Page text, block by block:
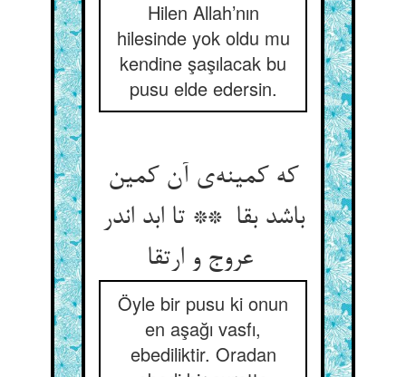
Hilen Allah’nın
hilesinde yok oldu mu
kendine şaşılacak bu
pusu elde edersin.
که کمینه‌ی آن کمین
باشد بقا ** تا ابد اندر
عروج و ارتقا
Öyle bir pusu ki onun
en aşağı vasfı,
ebediliktir. Oradan